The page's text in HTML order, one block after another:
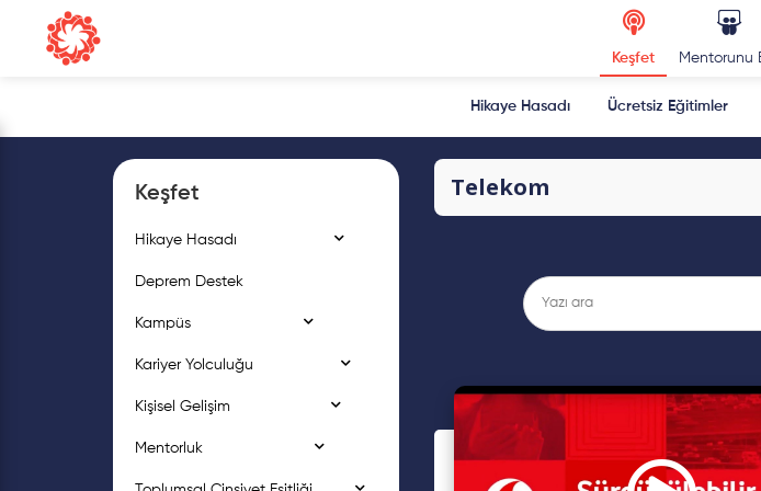
Keşfet Mentorunu
Hikaye Hasadı Ücretsiz Eğitimler
Keşfet
Hikaye Hasadı
Deprem Destek
Kampüs
Kariyer Yolculuğu
Kişisel Gelişim
Mentorluk
Telekom